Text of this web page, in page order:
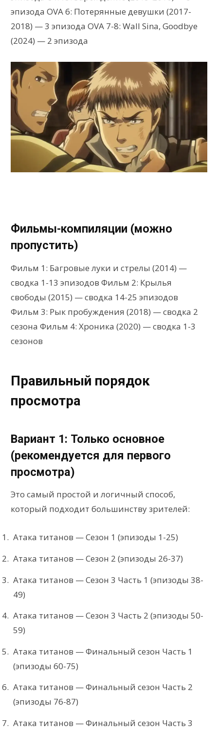
эпизода OVA 6: Потерянные девушки (2017-
2018) — 3 эпизода OVA 7-8: Wall Sina, Goodbye
(2024) — 2 эпизода
Фильмы-компиляции (можно
пропустить)
Фильм 1: Багровые луки и стрелы (2014) —
сводка 1-13 эпизодов Фильм 2: Крылья
свободы (2015) — сводка 14-25 эпизодов
Фильм 3: Рык пробуждения (2018) — сводка 2
сезона Фильм 4: Хроника (2020) — сводка 1-3
сезонов
Правильный порядок
просмотра
Вариант 1: Только основное
(рекомендуется для первого
просмотра)
Это самый простой и логичный способ,
который подходит большинству зрителей:
Атака титанов — Сезон 1 (эпизоды 1-25)
Атака титанов — Сезон 2 (эпизоды 26-37)
Атака титанов — Сезон 3 Часть 1 (эпизоды 38-
49)
Атака титанов — Сезон 3 Часть 2 (эпизоды 50-
59)
Атака титанов — Финальный сезон Часть 1
(эпизоды 60-75)
Атака титанов — Финальный сезон Часть 2
(эпизоды 76-87)
Атака титанов — Финальный сезон Часть 3